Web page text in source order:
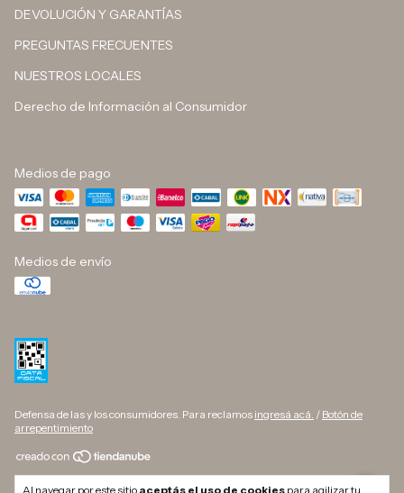
Al navegar por este sitio aceptás el uso de cookies para agilizar tu
DEVOLUCIÓN Y GARANTÍAS
PREGUNTAS FRECUENTES
NUESTROS LOCALES
Derecho de Información al Consumidor
Medios de pago
Medios de envío
Defensa de las y los consumidores. Para reclamos ingresá acá. / Botón de
arrepentimiento
Copyright DINO BUTELLI - 33709627169 - 2026. Todos los derechos